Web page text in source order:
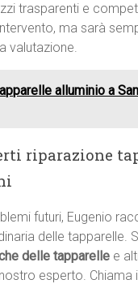
trasparenti e
ma sarà
valutazione.
alluminio a
riparazione
futuri, Eugenio
delle tapparelle.
delle tapparelle e
esperto. Chiama